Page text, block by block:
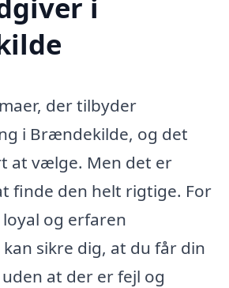
der tilbyder
i Brændekilde, og det
at vælge. Men det er
finde den helt rigtige. For
og erfaren
sikre dig, at du får din
at der er fejl og